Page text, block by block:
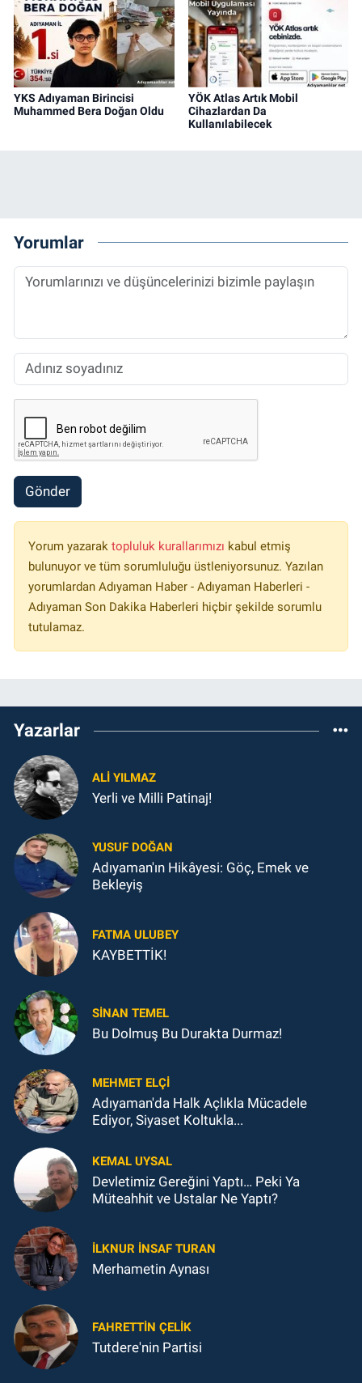
YKS Adıyaman Birincisi
Muhammed Bera Doğan Oldu
YÖK Atlas Artık Mobil
Cihazlardan Da
Kullanılabilecek
Yorumlar
Gönder
Yorum yazarak topluluk kurallarımızı kabul etmiş
bulunuyor ve tüm sorumluluğu üstleniyorsunuz. Yazılan
yorumlardan Adıyaman Haber - Adıyaman Haberleri -
Adıyaman Son Dakika Haberleri hiçbir şekilde sorumlu
tutulamaz.
Yazarlar
ALI YILMAZ
Yerli ve Milli Patinaj!
YUSUF DOĞAN
Adıyaman'ın Hikâyesi: Göç, Emek ve
Bekleyiş
FATMA ULUBEY
KAYBETTİK!
SINAN TEMEL
Bu Dolmuş Bu Durakta Durmaz!
MEHMET ELÇI
Adıyaman'da Halk Açlıkla Mücadele
Ediyor, Siyaset Koltukla...
KEMAL UYSAL
Devletimiz Gereğini Yaptı… Peki Ya
Müteahhit ve Ustalar Ne Yaptı?
İLKNUR İNSAF TURAN
Merhametin Aynası
FAHRETTIN ÇELİK
Tutdere'nin Partisi